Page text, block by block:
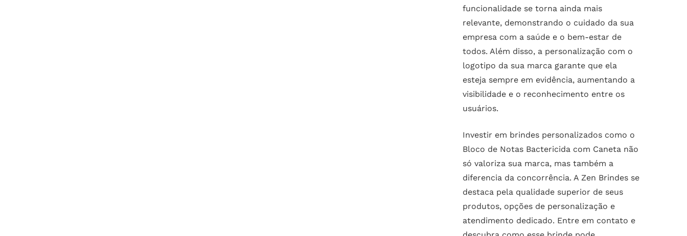
funcionalidade se torna ainda mais
relevante, demonstrando o cuidado da sua
empresa com a saúde e o bem-estar de
todos. Além disso, a personalização com o
logotipo da sua marca garante que ela
esteja sempre em evidência, aumentando a
visibilidade e o reconhecimento entre os
usuários.
Investir em brindes personalizados como o
Bloco de Notas Bactericida com Caneta não
só valoriza sua marca, mas também a
diferencia da concorrência. A Zen Brindes se
destaca pela qualidade superior de seus
produtos, opções de personalização e
atendimento dedicado. Entre em contato e